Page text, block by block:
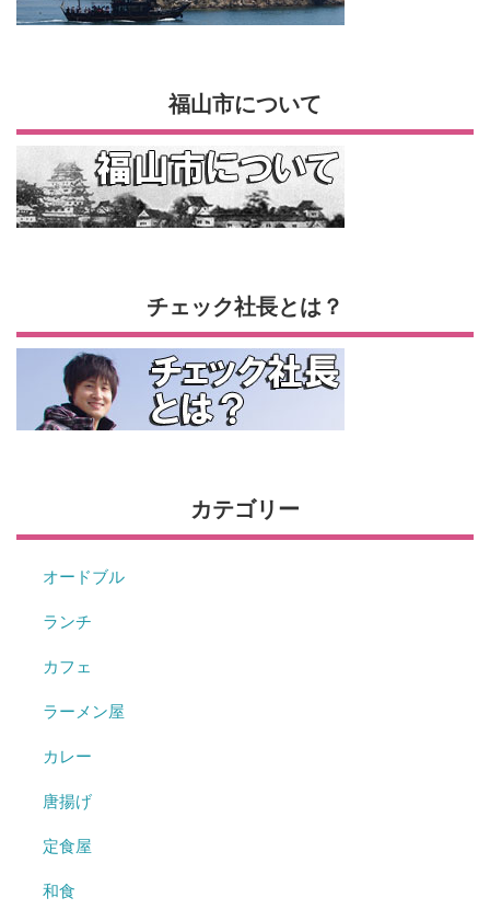
福山市について
チェック社長とは？
カテゴリー
オードブル
ランチ
カフェ
ラーメン屋
カレー
唐揚げ
定食屋
和食